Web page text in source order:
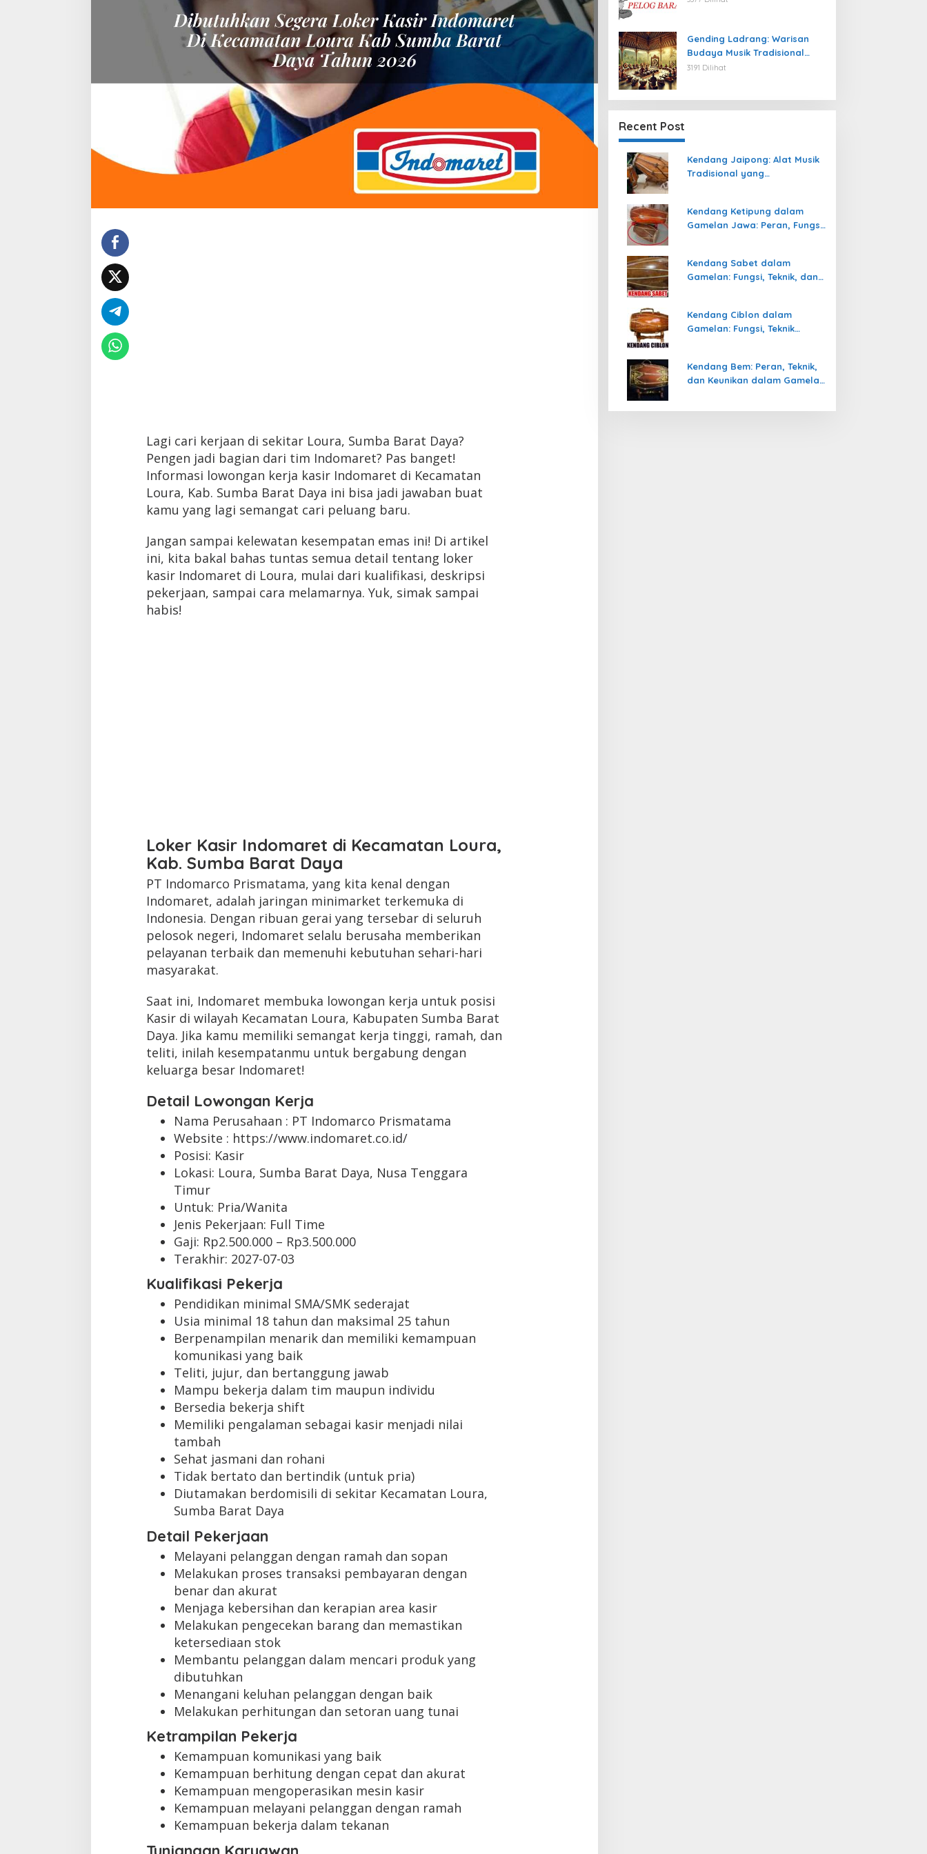
Lagi cari kerjaan di sekitar Loura, Sumba Barat Daya?
Pengen jadi bagian dari tim Indomaret? Pas banget!
Informasi lowongan kerja kasir Indomaret di Kecamatan
Loura, Kab. Sumba Barat Daya ini bisa jadi jawaban buat
kamu yang lagi semangat cari peluang baru.
Jangan sampai kelewatan kesempatan emas ini! Di artikel
ini, kita bakal bahas tuntas semua detail tentang loker
kasir Indomaret di Loura, mulai dari kualifikasi, deskripsi
pekerjaan, sampai cara melamarnya. Yuk, simak sampai
habis!
Loker Kasir Indomaret di Kecamatan Loura,
Kab. Sumba Barat Daya
PT Indomarco Prismatama, yang kita kenal dengan
Indomaret, adalah jaringan minimarket terkemuka di
Indonesia. Dengan ribuan gerai yang tersebar di seluruh
pelosok negeri, Indomaret selalu berusaha memberikan
pelayanan terbaik dan memenuhi kebutuhan sehari-hari
masyarakat.
Saat ini, Indomaret membuka lowongan kerja untuk posisi
Kasir di wilayah Kecamatan Loura, Kabupaten Sumba Barat
Daya. Jika kamu memiliki semangat kerja tinggi, ramah, dan
teliti, inilah kesempatanmu untuk bergabung dengan
keluarga besar Indomaret!
Detail Lowongan Kerja
Nama Perusahaan : PT Indomarco Prismatama
Website : https://www.indomaret.co.id/
Posisi: Kasir
Lokasi: Loura, Sumba Barat Daya, Nusa Tenggara
Timur
Untuk: Pria/Wanita
Jenis Pekerjaan: Full Time
Gaji: Rp2.500.000– Rp3.500.000
Terakhir: 2027-07-03
Kualifikasi Pekerja
Pendidikan minimal SMA/SMK sederajat
Usia minimal 18 tahun dan maksimal 25 tahun
Berpenampilan menarik dan memiliki kemampuan
komunikasi yang baik
Teliti, jujur, dan bertanggung jawab
Mampu bekerja dalam tim maupun individu
Bersedia bekerja shift
Memiliki pengalaman sebagai kasir menjadi nilai
tambah
Sehat jasmani dan rohani
Tidak bertato dan bertindik (untuk pria)
Diutamakan berdomisili di sekitar Kecamatan Loura,
Sumba Barat Daya
Detail Pekerjaan
Melayani pelanggan dengan ramah dan sopan
Melakukan proses transaksi pembayaran dengan
benar dan akurat
Menjaga kebersihan dan kerapian area kasir
Melakukan pengecekan barang dan memastikan
ketersediaan stok
Membantu pelanggan dalam mencari produk yang
dibutuhkan
Menangani keluhan pelanggan dengan baik
Melakukan perhitungan dan setoran uang tunai
Ketrampilan Pekerja
Kemampuan komunikasi yang baik
Kemampuan berhitung dengan cepat dan akurat
Kemampuan mengoperasikan mesin kasir
Kemampuan melayani pelanggan dengan ramah
Kemampuan bekerja dalam tekanan
Gending Ladrang: Warisan
Budaya Musik Tradisional
Jawa yang Abadi
3191 Dilihat
Recent Post
Kendang Jaipong: Alat Musik
Tradisional yang
Kendang Ketipung dalam
Gamelan Jawa: Peran, Fungsi,
Kendang Sabet dalam
Gamelan: Fungsi, Teknik, dan
Kendang Ciblon dalam
Gamelan: Fungsi, Teknik
Kendang Bem: Peran, Teknik,
dan Keunikan dalam Gamelan